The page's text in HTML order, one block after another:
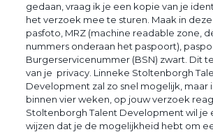
gedaan, vraag ik je een kopie van je
het verzoek mee te sturen. Maak in
pasfoto, MRZ (machine readable zone,
nummers onderaan het paspoort),
Burgerservicenummer (BSN) zwart. Dit
van je privacy. Linneke Stoltenborgh
Development zal zo snel mogelijk, maar
binnen vier weken, op jouw verzoek
Stoltenborgh Talent Development wil je
wijzen dat je de mogelijkheid hebt om